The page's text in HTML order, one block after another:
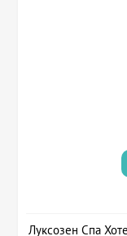
Луксозен Спа